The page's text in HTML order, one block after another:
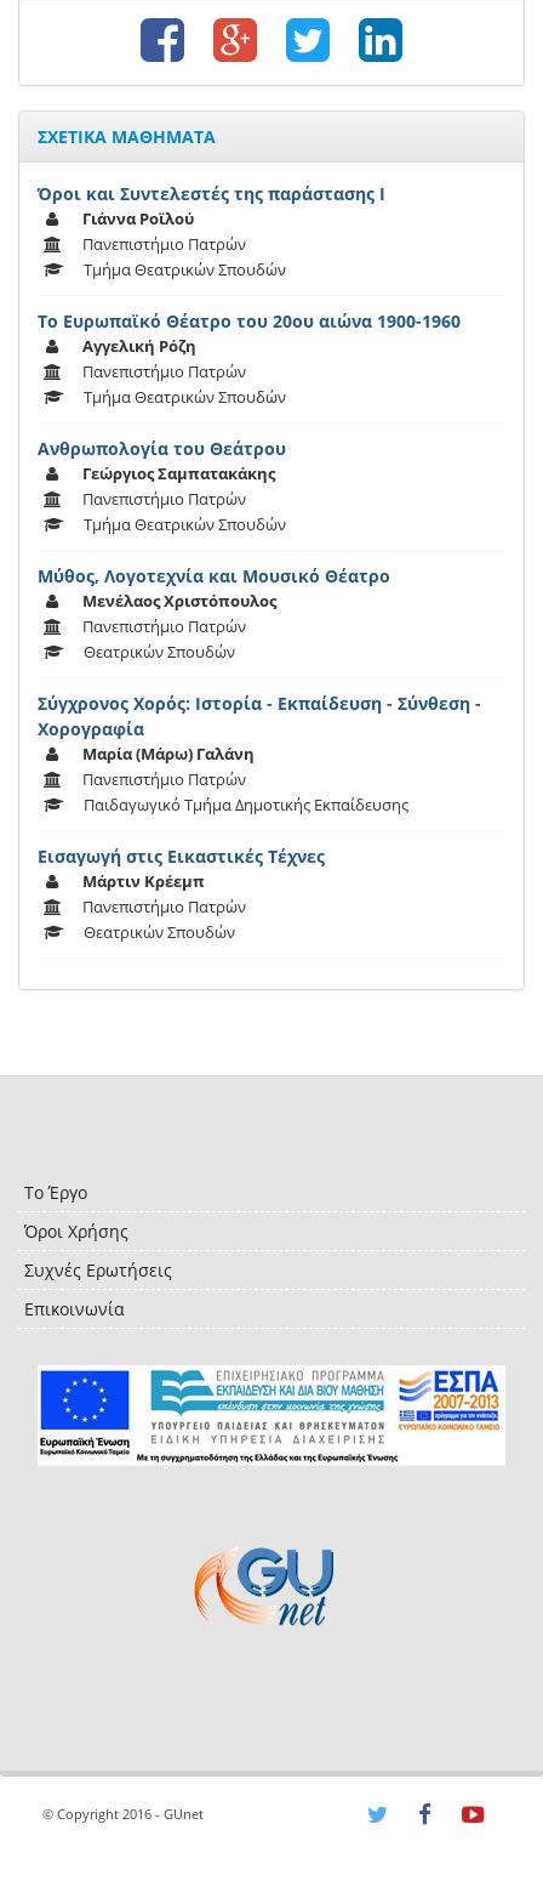
ΣΧΕΤΙΚΑ ΜΑΘΗΜΑΤΑ
Όροι και Συντελεστές της παράστασης Ι
Γιάννα Ροϊλού
Πανεπιστήμιο Πατρών
Τμήμα Θεατρικών Σπουδών
Το Ευρωπαϊκό Θέατρο του 20ου αιώνα 1900-1960
Αγγελική Ρόζη
Πανεπιστήμιο Πατρών
Τμήμα Θεατρικών Σπουδών
Ανθρωπολογία του Θεάτρου
Γεώργιος Σαμπατακάκης
Πανεπιστήμιο Πατρών
Τμήμα Θεατρικών Σπουδών
Μύθος, Λογοτεχνία και Μουσικό Θέατρο
Μενέλαος Χριστόπουλος
Πανεπιστήμιο Πατρών
Θεατρικών Σπουδών
Σύγχρονος Χορός: Ιστορία - Εκπαίδευση - Σύνθεση -
Χορογραφία
Μαρία (Μάρω) Γαλάνη
Πανεπιστήμιο Πατρών
Παιδαγωγικό Τμήμα Δημοτικής Εκπαίδευσης
Εισαγωγή στις Εικαστικές Τέχνες
Μάρτιν Κρέεμπ
Πανεπιστήμιο Πατρών
Θεατρικών Σπουδών
Το Έργο
Όροι Χρήσης
Συχνές Ερωτήσεις
Επικοινωνία
© Copyright 2016 - GUnet